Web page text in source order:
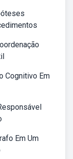
Cognitivo Em
Em Um